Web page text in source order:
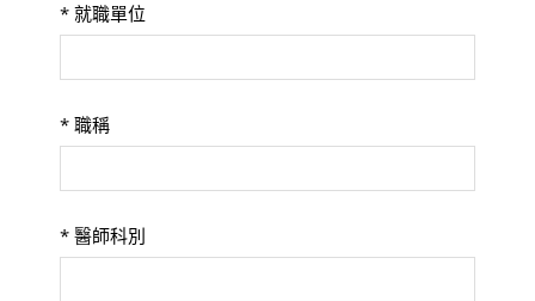
* 就職單位
* 職稱
* 醫師科別